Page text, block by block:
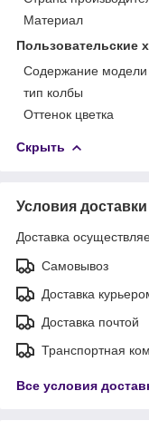
Материал
Пользовательские
Содержание модели
тип колбы
Оттенок цветка
Скрыть
Условия доставки
Доставка
Самовывоз
Доставка
Доставка почтой
Транспортная
Все условия